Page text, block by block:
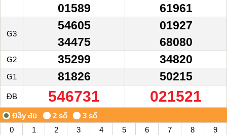
01589
61961
G3
54605
34475
01927
68080
G2 35299 34820
G1 81826 50215
ĐB 546731 021521
0 1 2 3 4 5 6 7 8 9